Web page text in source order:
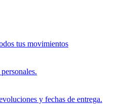
tus movimientos
y fechas de entrega.